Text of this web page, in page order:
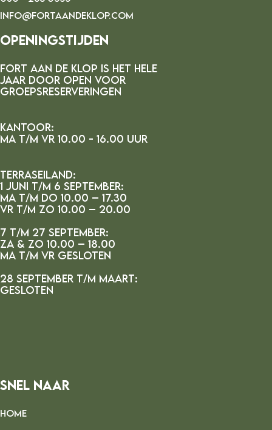
INFO@FORTAANDEKLOP.COM
Openingstijden
FORT AAN DE kLOP IS HET HELE
JAAR DOOR OPEN VOOR
GROEPSRESERVERINGEN
Kantoor:
MA t/m vr 10.00 - 16.00 uur
Terraseiland:
1 juni t/m 6 september:
ma t/m do 10.00 – 17.30
vr t/m zo 10.00 – 20.00
7 t/m 27 september:
za & zo 10.00 – 18.00
ma t/m vr gesloten
28 september t/m maart:
gesloten
Snel Naar
HOME